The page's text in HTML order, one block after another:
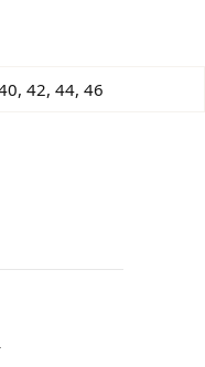
42, 44, 46